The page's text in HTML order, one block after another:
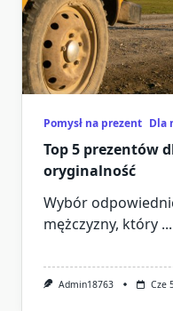
Pomysł na prezent Dla
Top 5 prezentów
oryginalność
Wybór
mężczyzny, który ...
Admin18763 Cze